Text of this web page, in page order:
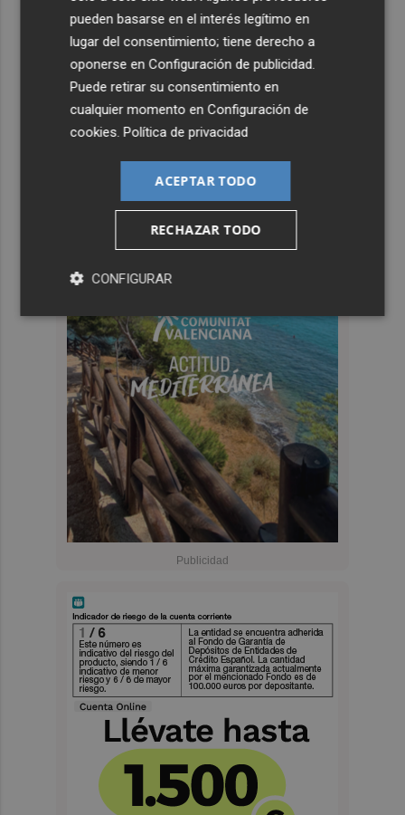
pueden basarse en el interés legítimo en
lugar del consentimiento; tiene derecho a
oponerse enConfiguración de publicidad
Puede retirar su consentimiento en
cualquier momento enConfiguración de
cookies .Política de privacidad
ACEPTAR TODO
RECHAZAR TODO
CONFIGURAR